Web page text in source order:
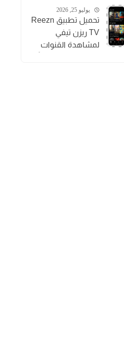
بث مباشر
يوليو 25, 2026
تحميل تطبيق Reezn
TV ريزن تيفي
لمشاهدة القنوات